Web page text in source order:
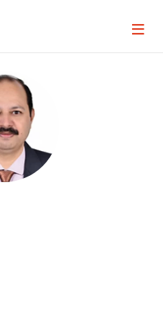
Page